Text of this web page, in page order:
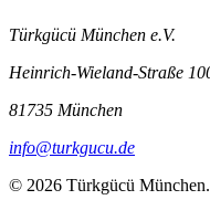
Türkgücü München e.V.
Heinrich-Wieland-Straße
81735 München
info@turkgucu.de
© 2026 Türkgücü München